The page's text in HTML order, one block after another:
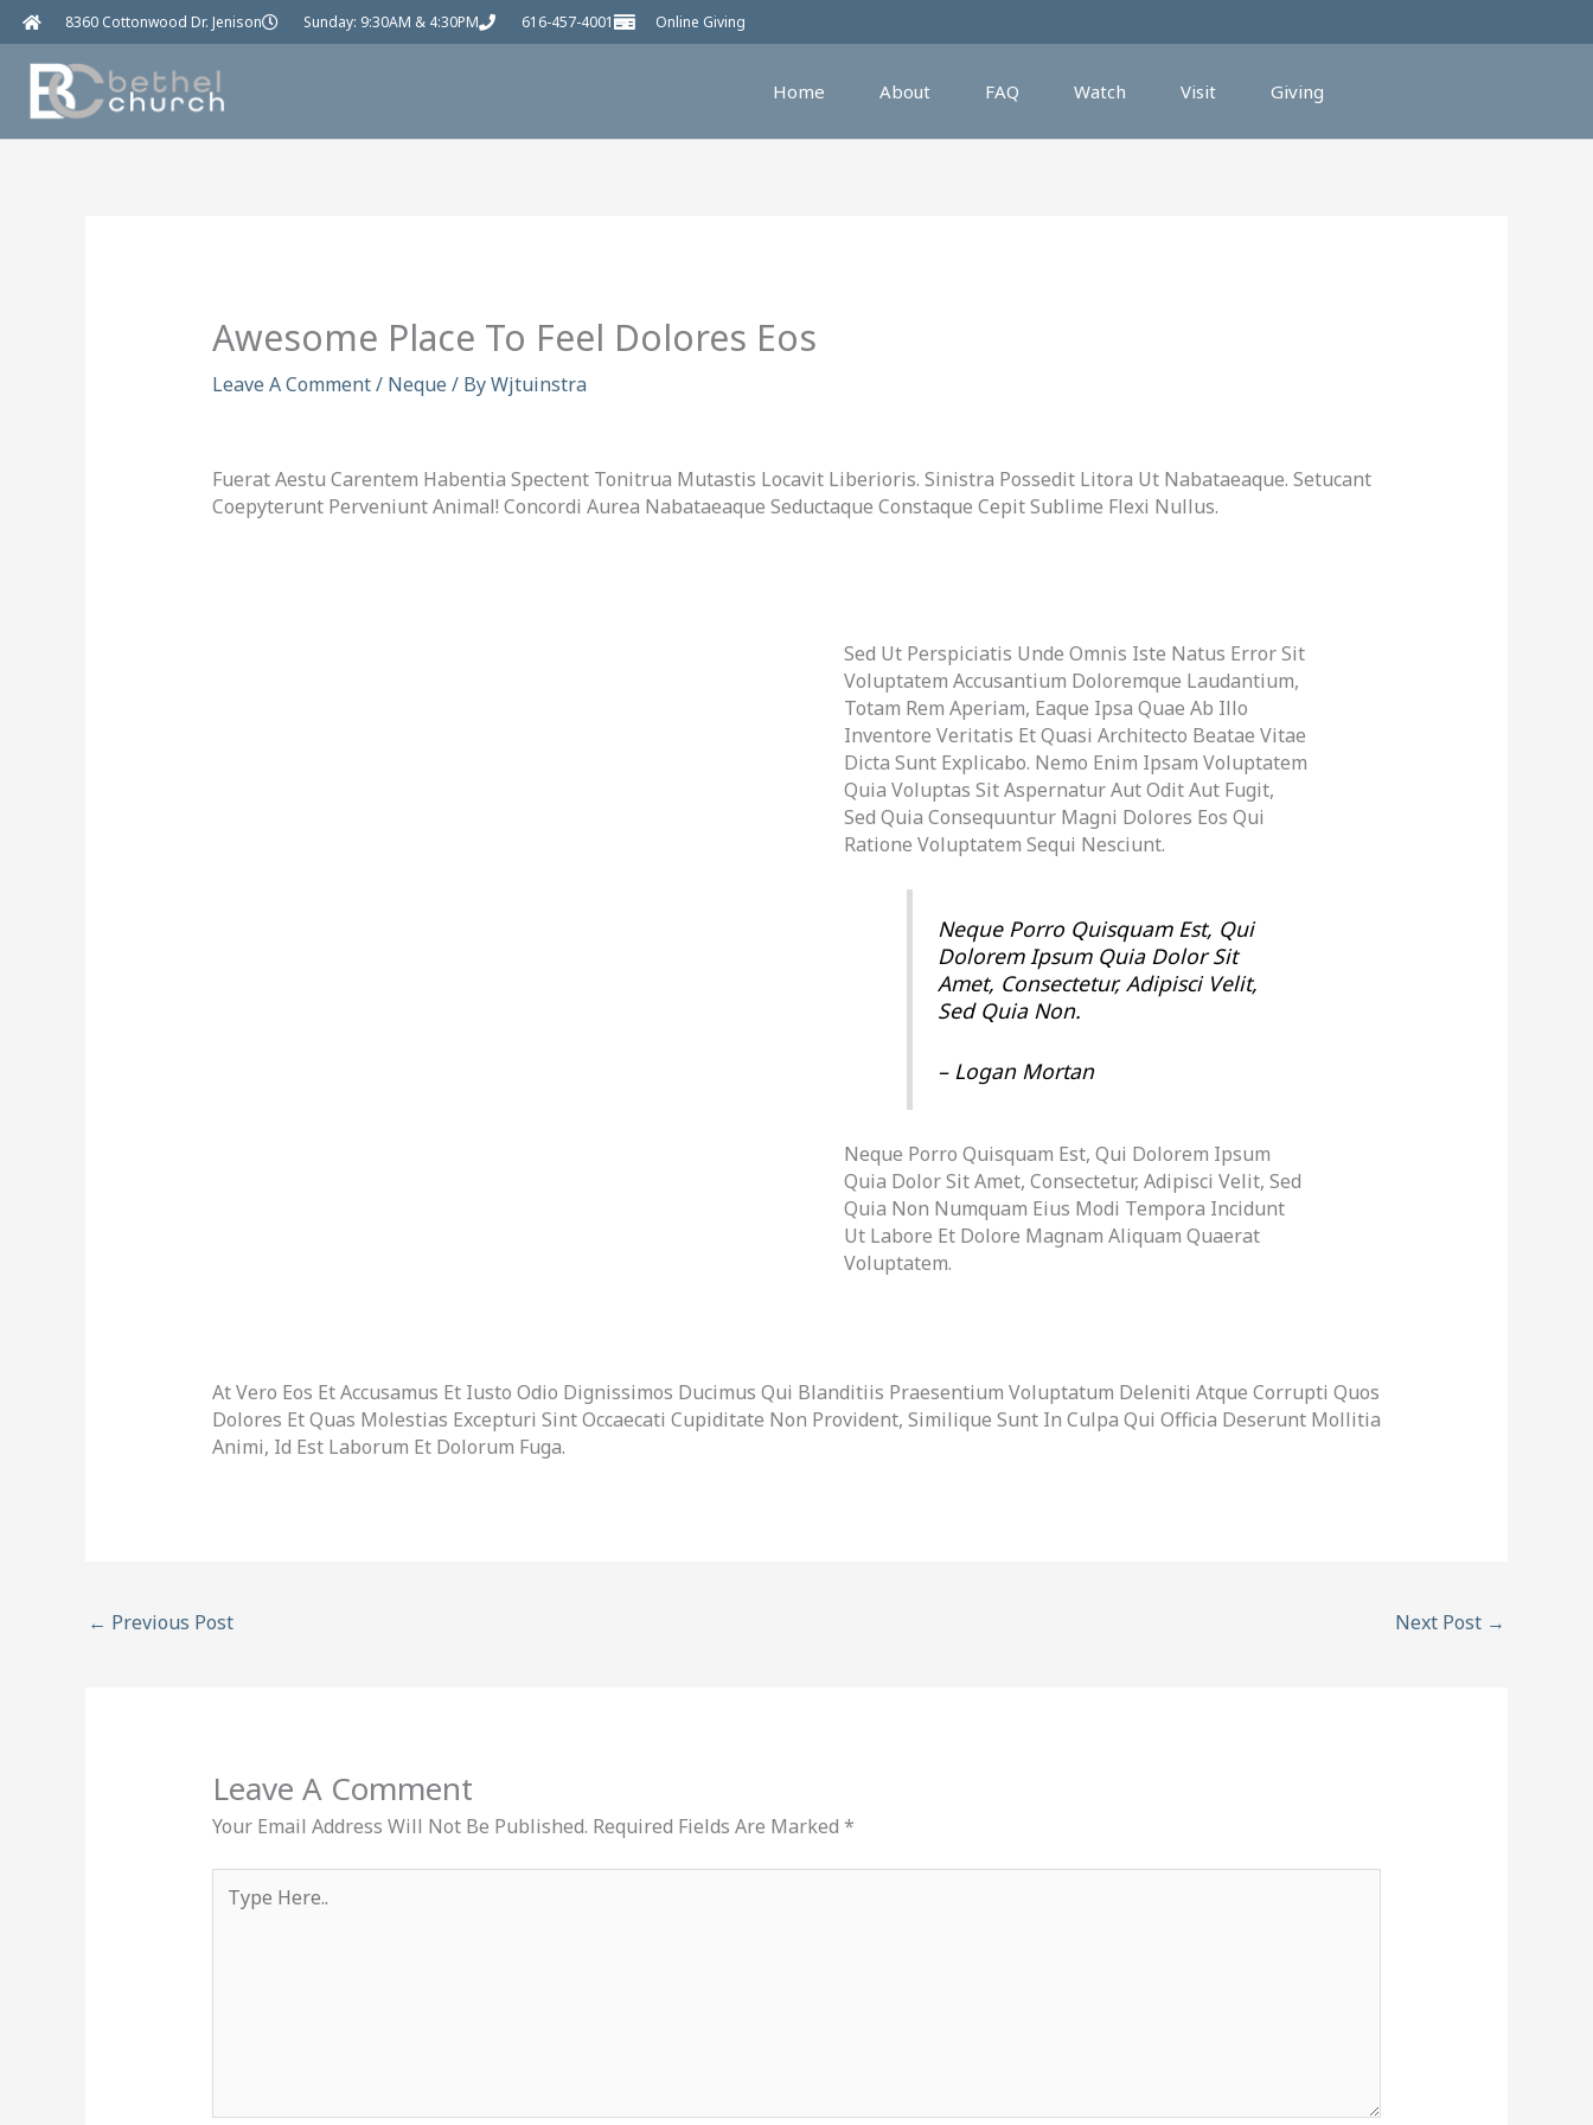
Skip
To
Content
8360 Cottonwood Dr. Jenison Sunday: 9:30AM & 4:30PM 616-457-4001 Online Giving
Home About FAQ Watch Visit Giving
Awesome Place To Feel Dolores Eos
Leave A Comment/ Neque / ByWjtuinstra
Fuerat Aestu Carentem Habentia Spectent Tonitrua Mutastis Locavit Liberioris. Sinistra Possedit Litora Ut Nabataeaque. Setucant
Coepyterunt Perveniunt Animal! Concordi Aurea Nabataeaque Seductaque Constaque Cepit Sublime Flexi Nullus.
Sed Ut Perspiciatis Unde Omnis Iste Natus Error Sit
Voluptatem Accusantium Doloremque Laudantium,
Totam Rem Aperiam, Eaque Ipsa Quae Ab Illo
Inventore Veritatis Et Quasi Architecto Beatae Vitae
Dicta Sunt Explicabo. Nemo Enim Ipsam Voluptatem
Quia Voluptas Sit Aspernatur Aut Odit Aut Fugit,
Sed Quia Consequuntur Magni Dolores Eos Qui
Ratione Voluptatem Sequi Nesciunt.
Neque Porro Quisquam Est, Qui
Dolorem Ipsum Quia Dolor Sit
Amet, Consectetur, Adipisci Velit,
Sed Quia Non.
– Logan Mortan
Neque Porro Quisquam Est, Qui Dolorem Ipsum
Quia Dolor Sit Amet, Consectetur, Adipisci Velit, Sed
Quia Non Numquam Eius Modi Tempora Incidunt
Ut Labore Et Dolore Magnam Aliquam Quaerat
Voluptatem.
At Vero Eos Et Accusamus Et Iusto Odio Dignissimos Ducimus Qui Blanditiis Praesentium Voluptatum Deleniti Atque Corrupti Quos
Dolores Et Quas Molestias Excepturi Sint Occaecati Cupiditate Non Provident, Similique Sunt In Culpa Qui Officia Deserunt Mollitia
Animi, Id Est Laborum Et Dolorum Fuga.
← Previous Post Next Post →
Leave A Comment
Your Email Address Will Not Be Published. Required Fields Are Marked *
Here..